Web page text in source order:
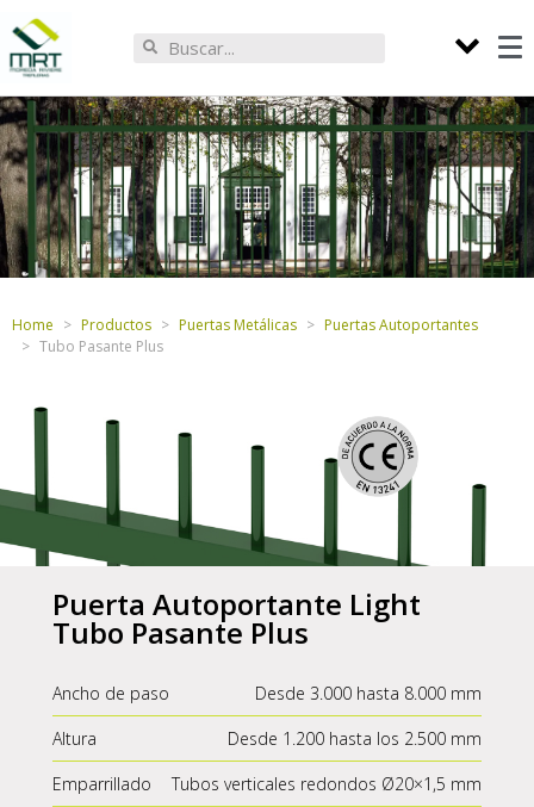
Home Productos Puertas Metálicas
Puertas Autoportantes
Tubo Pasante Plus
Puerta Autoportante Light
Tubo Pasante Plus
Ancho de paso
Desde 3.000 hasta 8.000 mm
Altura
Desde 1.200 hasta los 2.500 mm
Emparrillado
Tubos verticales redondos Ø20×1,5 mm